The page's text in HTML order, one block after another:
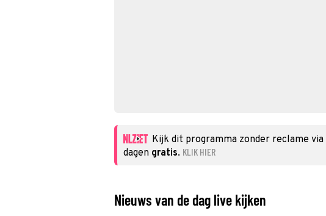
Kijk dit programma zonder reclame via
dagen gratis. KLIK HIER
Nieuws van de dag live kijken